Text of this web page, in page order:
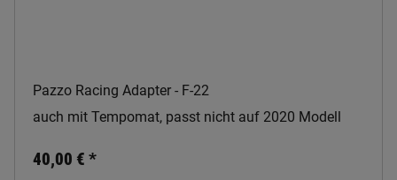
Pazzo Racing Adapter - F-22
auch mit Tempomat, passt nicht auf 2020 Modell
40,00 € *